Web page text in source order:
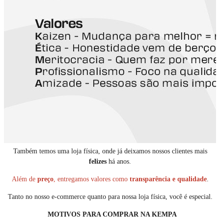
Também temos uma loja física, onde já deixamos nossos clientes mais
felizes há anos.
Além de preço, entregamos valores como transparência e qualidade.
Tanto no nosso e-commerce quanto para nossa loja física, você é especial.
MOTIVOS PARA COMPRAR NA KEMPA